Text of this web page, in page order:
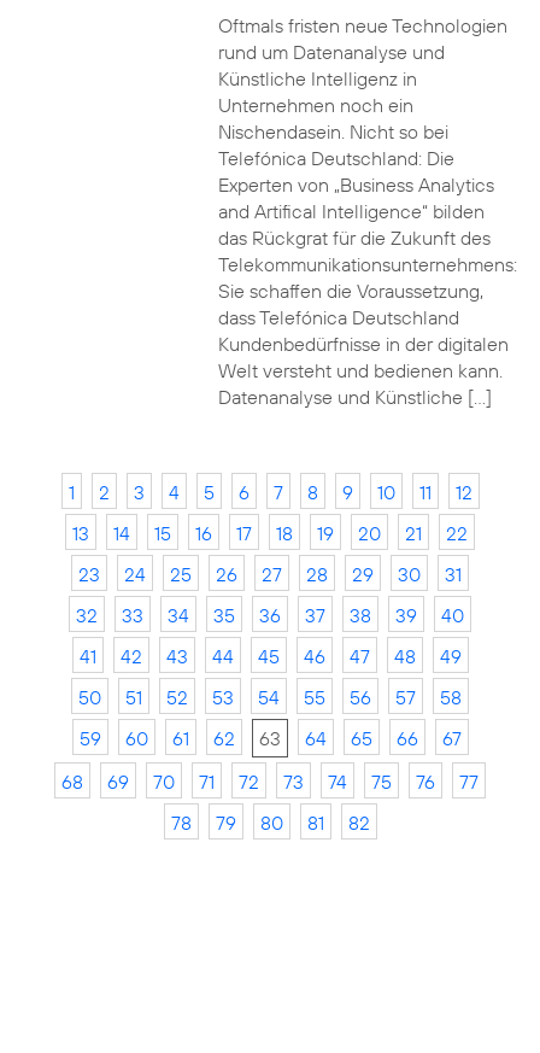
Oftmals fristen neue Technologien
rund um Datenanalyse und
Künstliche Intelligenz in
Unternehmen noch ein
Nischendasein. Nicht so bei
Telefónica Deutschland: Die
Experten von „Business Analytics
and Artifical Intelligence“ bilden
das Rückgrat für die Zukunft des
Telekommunikationsunternehmens:
Sie schaffen die Voraussetzung,
dass Telefónica Deutschland
Kundenbedürfnisse in der digitalen
Welt versteht und bedienen kann.
Datenanalyse und Künstliche […]
1 2 3 4 5 6 7 8 9 10 11
12
13
14 15 16 17 18 19 20 21
22
23
24 25 26 27 28 29 30
31
32
33 34 35 36 37 38 39
40
41
42 43 44 45 46 47 48
49
50
51 52 53 54 55 56 57
58
59
60 61 62 63 64 65 66
67
68
69 70 71 72 73 74 75 76
77
78
79 80 81 82